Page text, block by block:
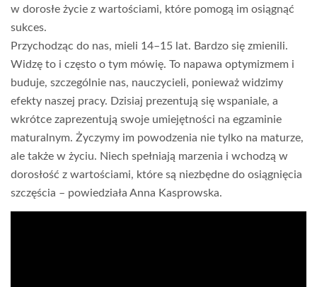
w dorosłe życie z wartościami, które pomogą im osiągnąć
sukces.
Przychodząc do nas, mieli 14–15 lat. Bardzo się zmienili.
Widzę to i często o tym mówię. To napawa optymizmem i
buduje, szczególnie nas, nauczycieli, ponieważ widzimy
efekty naszej pracy. Dzisiaj prezentują się wspaniale, a
wkrótce zaprezentują swoje umiejętności na egzaminie
maturalnym. Życzymy im powodzenia nie tylko na maturze,
ale także w życiu. Niech spełniają marzenia i wchodzą w
dorosłość z wartościami, które są niezbędne do osiągnięcia
szczęścia – powiedziała Anna Kasprowska.